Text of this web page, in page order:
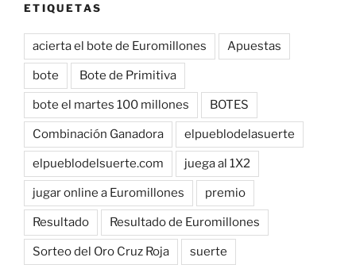
ETIQUETAS
acierta el bote de Euromillones Apuestas
bote Bote de Primitiva
bote el martes 100 millones BOTES
Combinación Ganadora elpueblodelasuerte
elpueblodelsuerte.com juega al 1X2
jugar online a Euromillones premio
Resultado Resultado de Euromillones
Sorteo del Oro Cruz Roja suerte